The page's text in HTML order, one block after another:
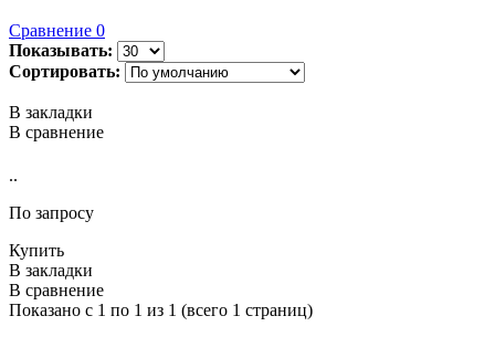
Сравнение 0
Показывать:
Сортировать:
В закладки
В сравнение
..
По запросу
Купить
В закладки
В сравнение
Показано с 1 по 1 из 1 (всего 1 страниц)